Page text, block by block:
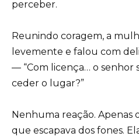
perceber.
Reunindo coragem, a
levemente e falou com
— “Com licença… o senhor
ceder o lugar?”
Nenhuma reação. Apenas
que escapava dos fones.